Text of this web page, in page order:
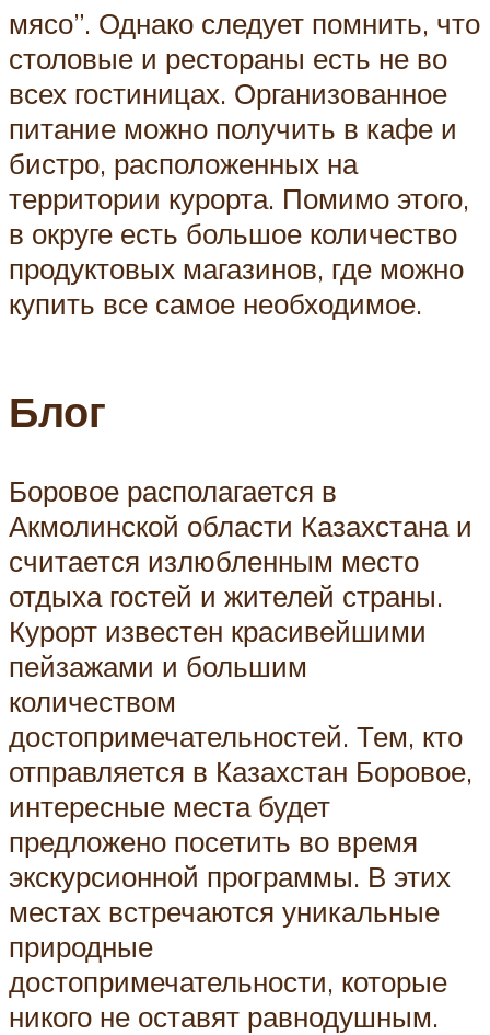
мясо”. Однако следует помнить, что
столовые и рестораны есть не во
всех гостиницах. Организованное
питание можно получить в кафе и
бистро, расположенных на
территории курорта. Помимо этого,
в округе есть большое количество
продуктовых магазинов, где можно
купить все самое необходимое.
Блог
Боровое располагается в
Акмолинской области Казахстана и
считается излюбленным место
отдыха гостей и жителей страны.
Курорт известен красивейшими
пейзажами и большим
количеством
достопримечательностей. Тем, кто
отправляется в Казахстан Боровое,
интересные места будет
предложено посетить во время
экскурсионной программы. В этих
местах встречаются уникальные
природные
достопримечательности, которые
никого не оставят равнодушным.